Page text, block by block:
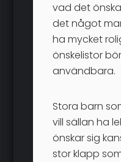
vad det
det något
ha mycket
önskelistor
användbara.
Stora barn
vill sällan ha
önskar sig
stor klapp